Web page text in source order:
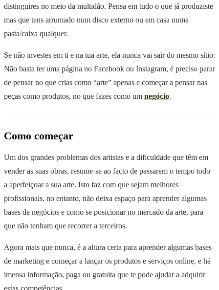
distinguires no meio da multidão. Pensa em tudo o que já produziste
mas que tens arrumado num disco externo ou em casa numa
pasta/caixa qualquer.
Se não investes em ti e na tua arte, ela nunca vai sair do mesmo sítio.
Não basta ter uma página no Facebook ou Instagram, é preciso parar
de pensar no que crias como “arte” apenas e começar a pensar nas
peças como produtos, no que fazes como um negócio.
Como começar
Um dos grandes problemas dos artistas e a dificuldade que têm em
vender as suas obras, resume-se ao facto de passarem o tempo todo
a aperfeiçoar a sua arte. Isto faz com que sejam melhores
profissionais, no entanto, não deixa espaço para aprender algumas
bases de negócios e como se posicionar no mercado da arte, para
que não tenham que recorrer a terceiros.
Agora mais que nunca, é a altura certa para aprender algumas bases
de marketing e começar a lançar os produtos e serviços online, e há
imensa informação, paga ou gratuita que te pode ajudar a adquirir
estas competências.